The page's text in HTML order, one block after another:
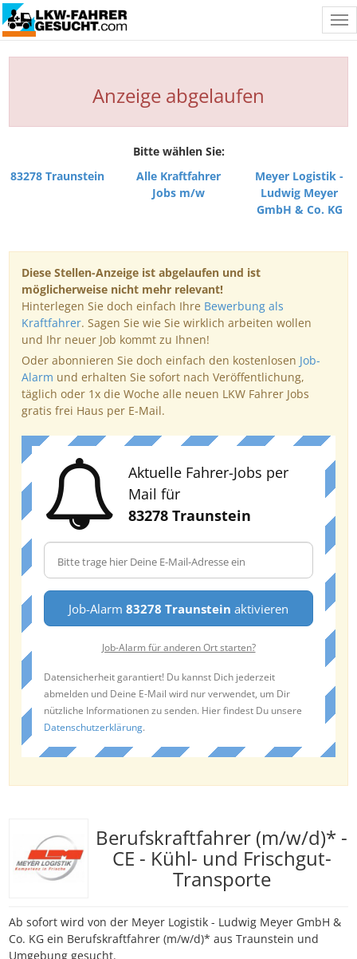
Anzeige abgelaufen
Bitte wählen Sie:
83278 Traunstein
Alle Kraftfahrer
Jobs m/w
Meyer Logistik -
Ludwig Meyer
GmbH & Co. KG
Diese Stellen-Anzeige ist abgelaufen und ist
möglicherweise nicht mehr relevant!
Hinterlegen Sie doch einfach Ihre Bewerbung als
Kraftfahrer. Sagen Sie wie Sie wirklich arbeiten wollen
und Ihr neuer Job kommt zu Ihnen!
Oder abonnieren Sie doch einfach den kostenlosen Job-
Alarm und erhalten Sie sofort nach Veröffentlichung,
täglich oder 1x die Woche alle neuen LKW Fahrer Jobs
gratis frei Haus per E-Mail.
Aktuelle Fahrer-Jobs per
Mail für
83278 Traunstein
Job-Alarm 83278 Traunstein aktivieren
Job-Alarm für anderen Ort starten?
Datensicherheit garantiert! Du kannst Dich jederzeit
abmelden und Deine E-Mail wird nur verwendet, um Dir
nützliche Informationen zu senden. Hier findest Du unsere
Datenschutzerklärung.
Berufskraftfahrer (m/w/d)* -
CE - Kühl- und Frischgut-
Transporte
Ab sofort wird von der Meyer Logistik - Ludwig Meyer GmbH &
Co. KG ein Berufskraftfahrer (m/w/d)* aus Traunstein und
Umgebung gesucht.